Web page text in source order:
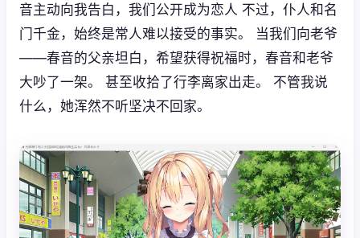
音主动向我告白，我们公开成为恋人 不过，仆人和名
门千金，始终是常人难以接受的事实。 当我们向老爷
——春音的父亲坦白，希望获得祝福时，春音和老爷
大吵了一架。 甚至收拾了行李离家出走。 不管我说
什么，她浑然不听坚决不回家。